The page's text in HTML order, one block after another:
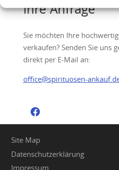
Ihre Anfrage
Sie möchten Ihre
verkaufen? Senden Sie uns
direkt per E-Mail an:
office@spirituosen-
Site Map
Datenschutzerklärung
Impressum